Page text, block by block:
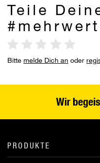
Teile
Bitte melde Dich an oder
Wir
PRODUKTE